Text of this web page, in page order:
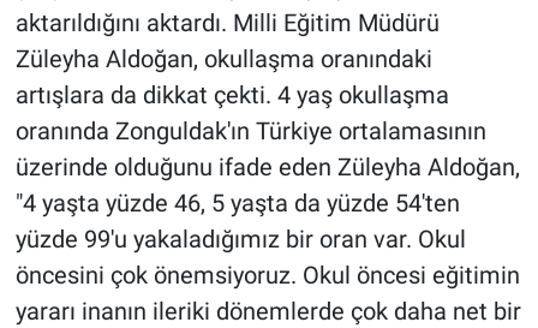
aktarıldığını aktardı. Milli Eğitim Müdürü
Züleyha Aldoğan, okullaşma oranındaki
artışlara da dikkat çekti. 4 yaş okullaşma
oranında Zonguldak'ın Türkiye ortalamasının
üzerinde olduğunu ifade eden Züleyha Aldoğan,
"4 yaşta yüzde 46, 5 yaşta da yüzde 54'ten
yüzde 99'u yakaladığımız bir oran var. Okul
öncesini çok önemsiyoruz. Okul öncesi eğitimin
yararı inanın ileriki dönemlerde çok daha net bir